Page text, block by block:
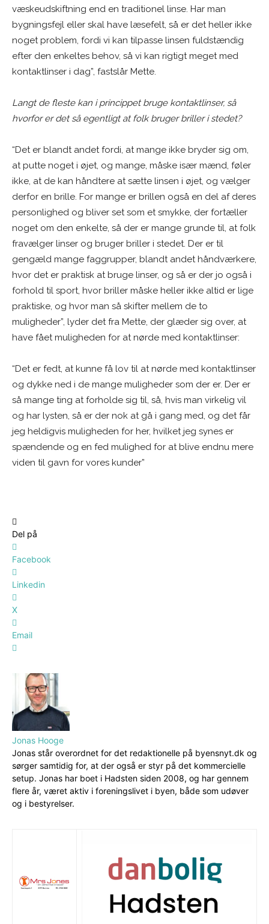
væskeudskiftning end en traditionel linse. Har man
bygningsfejl eller skal have læsefelt, så er det heller ikke
noget problem, fordi vi kan tilpasse linsen fuldstændig
efter den enkeltes behov, så vi kan rigtigt meget med
kontaktlinser i dag”, fastslår Mette.
Langt de fleste kan i princippet bruge kontaktlinser, så
hvorfor er det så egentligt at folk bruger briller i stedet?
“Det er blandt andet fordi, at mange ikke bryder sig om,
at putte noget i øjet, og mange, måske især mænd, føler
ikke, at de kan håndtere at sætte linsen i øjet, og vælger
derfor en brille. For mange er brillen også en del af deres
personlighed og bliver set som et smykke, der fortæller
noget om den enkelte, så der er mange grunde til, at folk
fravælger linser og bruger briller i stedet. Der er til
gengæld mange faggrupper, blandt andet håndværkere,
hvor det er praktisk at bruge linser, og så er der jo også i
forhold til sport, hvor briller måske heller ikke altid er lige
praktiske, og hvor man så skifter mellem de to
muligheder”, lyder det fra Mette, der glæder sig over, at
have fået muligheden for at nørde med kontaktlinser:
“Det er fedt, at kunne få lov til at nørde med kontaktlinser
og dykke ned i de mange muligheder som der er. Der er
så mange ting at forholde sig til, så, hvis man virkelig vil
og har lysten, så er der nok at gå i gang med, og det får
jeg heldigvis muligheden for her, hvilket jeg synes er
spændende og en fed mulighed for at blive endnu mere
viden til gavn for vores kunder”
Del på
Facebook
Linkedin
X
Email
Jonas Hooge
Jonas står overordnet for det redaktionelle på byensnyt.dk og
sørger samtidig for, at der også er styr på det kommercielle
setup. Jonas har boet i Hadsten siden 2008, og har gennem
flere år, været aktiv i foreningslivet i byen, både som udøver
og i bestyrelser.